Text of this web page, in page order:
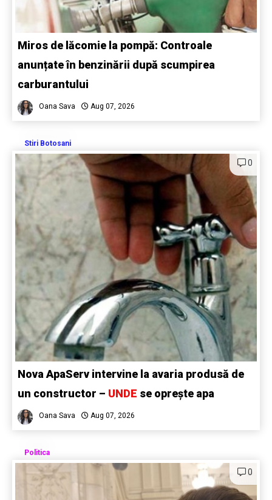
Miros de lăcomie la pompă: Controale
anunțate în benzinării după scumpirea
carburantului
Oana Sava Aug 07, 2026
Stiri Botosani
0
Nova ApaServ intervine la avaria produsă de
un constructor – UNDE se oprește apa
Oana Sava Aug 07, 2026
Politica
0